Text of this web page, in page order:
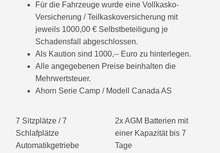
Für die Fahrzeuge wurde eine Vollkasko-
Versicherung / Teilkaskoversicherung mit
jeweils 1000,00 € Selbstbeteiligung je
Schadensfall abgeschlossen.
Als Kaution sind 1000,-- Euro zu hinterlegen.
Alle angegebenen Preise beinhalten die
Mehrwertsteuer.
Ahorn Serie Camp / Modell Canada AS
7 Sitzplätze / 7
Schlafplätze
Automatikgetriebe
2x AGM Batterien mit
einer Kapazität bis 7
Tage